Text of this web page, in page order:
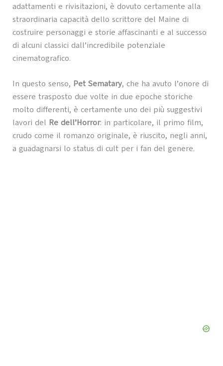
adattamenti e rivisitazioni, è dovuto certamente alla
straordinaria capacità dello scrittore del Maine di
costruire personaggi e storie affascinanti e al successo
di alcuni classici dall’incredibile potenziale
cinematografico.
In questo senso, Pet Sematary, che ha avuto l’onore di
essere trasposto due volte in due epoche storiche
molto differenti, è certamente uno dei più suggestivi
lavori del Re dell’Horror: in particolare, il primo film,
crudo come il romanzo originale, è riuscito, negli anni,
a guadagnarsi lo status di cult per i fan del genere.